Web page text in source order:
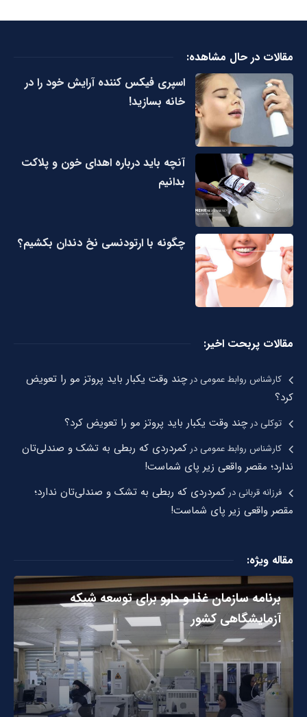
مقالات در حال مشاهده:
اسپری فیکس کننده آرایش خود را در
خانه بسازید!
آنچه باید درباره اهدای خون و پلاکت
بدانیم
چگونه با ارتودنسی نخ دندان بکشیم؟
مقالات پربحت اخیر:
کارشناس روابط عمومیدرچند وقت یکبار باید پروتز مو را تعویض
کرد؟
توکلیدرچند وقت یکبار باید پروتز مو را تعویض کرد؟
کارشناس روابط عمومیدر کمردردی که ربطی به تشک و صندلی‌تان
ندارد؛ مقصر واقعی زیر پای شماست!
فرزانه قربانیدر کمردردی که ربطی به تشک و صندلی‌تان ندارد؛
مقصر واقعی زیر پای شماست!
مقاله ویژه:
برنامه سازمان غذا و دارو برای توسعه شبکه
آزمایشگاهی کشور